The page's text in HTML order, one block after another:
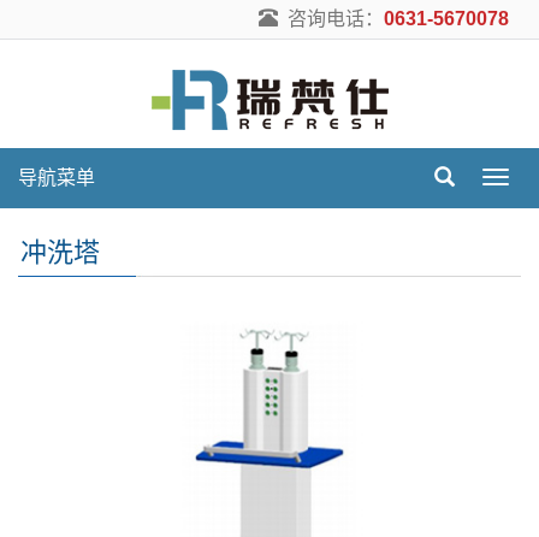
咨询电话： 0631-5670078
导
导航菜单
冲洗塔